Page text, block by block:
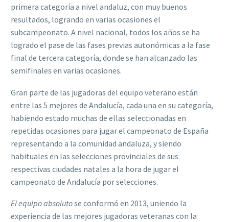
primera categoría a nivel andaluz, con muy buenos
resultados, logrando en varias ocasiones el
subcampeonato. A nivel nacional, todos los años se ha
logrado el pase de las fases previas autonómicas a la fase
final de tercera categoría, donde se han alcanzado las
semifinales en varias ocasiones.
Gran parte de las jugadoras del equipo veterano están
entre las 5 mejores de Andalucía, cada una en su categoría,
habiendo estado muchas de ellas seleccionadas en
repetidas ocasiones para jugar el campeonato de España
representando a la comunidad andaluza, y siendo
habituales en las selecciones provinciales de sus
respectivas ciudades natales a la hora de jugar el
campeonato de Andalucía por selecciones.
El equipo absolutose conformó en 2013, uniendo la
experiencia de las mejores jugadoras veteranas con la